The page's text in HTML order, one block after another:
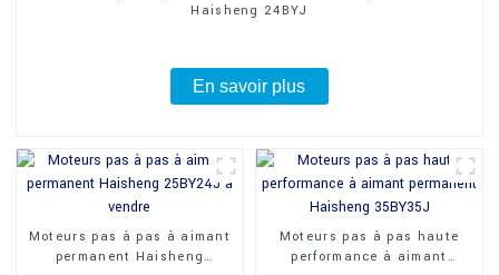
Haisheng 24BYJ
En savoir plus
Moteurs pas à pas à aimant
permanent Haisheng
Moteurs pas à pas haute
performance à aimant